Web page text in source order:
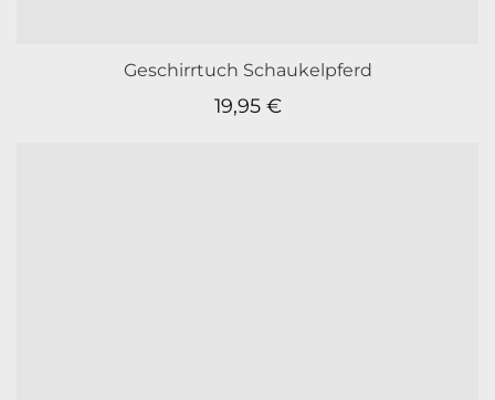
Geschirrtuch Schaukelpferd
19,95 €